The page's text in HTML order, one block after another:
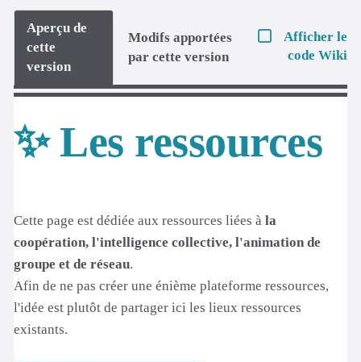
Aperçu de
cette
version
Modifs apportées
par cette version
Afficher le
code Wiki